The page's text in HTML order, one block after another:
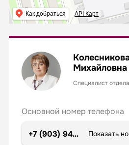
Михайловна
Специалист
Основной номер телефона
+7 (903) 947-72-02Показать
Как добраться API Карт